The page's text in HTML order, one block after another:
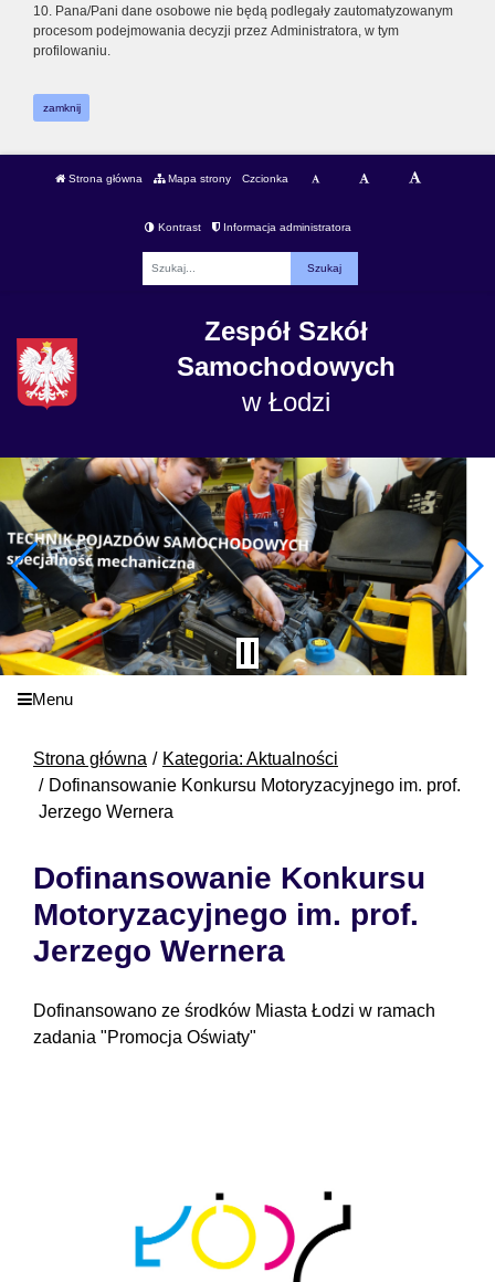
10. Pana/Pani dane osobowe nie będą podlegały zautomatyzowanym
procesom podejmowania decyzji przez Administratora, w tym
profilowaniu.
zamknij
Strona główna Mapa strony Czcionka
Kontrast Informacja administratora
Zespół Szkół
Samochodowych
w Łodzi
Menu
Strona główna
Kategoria: Aktualności
Dofinansowanie Konkursu Motoryzacyjnego im. prof.
Jerzego Wernera
Dofinansowanie Konkursu
Motoryzacyjnego im. prof.
Jerzego Wernera
Dofinansowano ze środków Miasta Łodzi w ramach
zadania "Promocja Oświaty"